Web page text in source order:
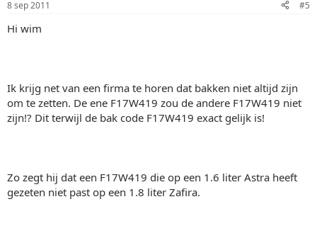
8 sep 2011 #5
Hi wim
Ik krijg net van een firma te horen dat bakken niet altijd zijn
om te zetten. De ene F17W419 zou de andere F17W419 niet
zijn!? Dit terwijl de bak code F17W419 exact gelijk is!
Zo zegt hij dat een F17W419 die op een 1.6 liter Astra heeft
gezeten niet past op een 1.8 liter Zafira.